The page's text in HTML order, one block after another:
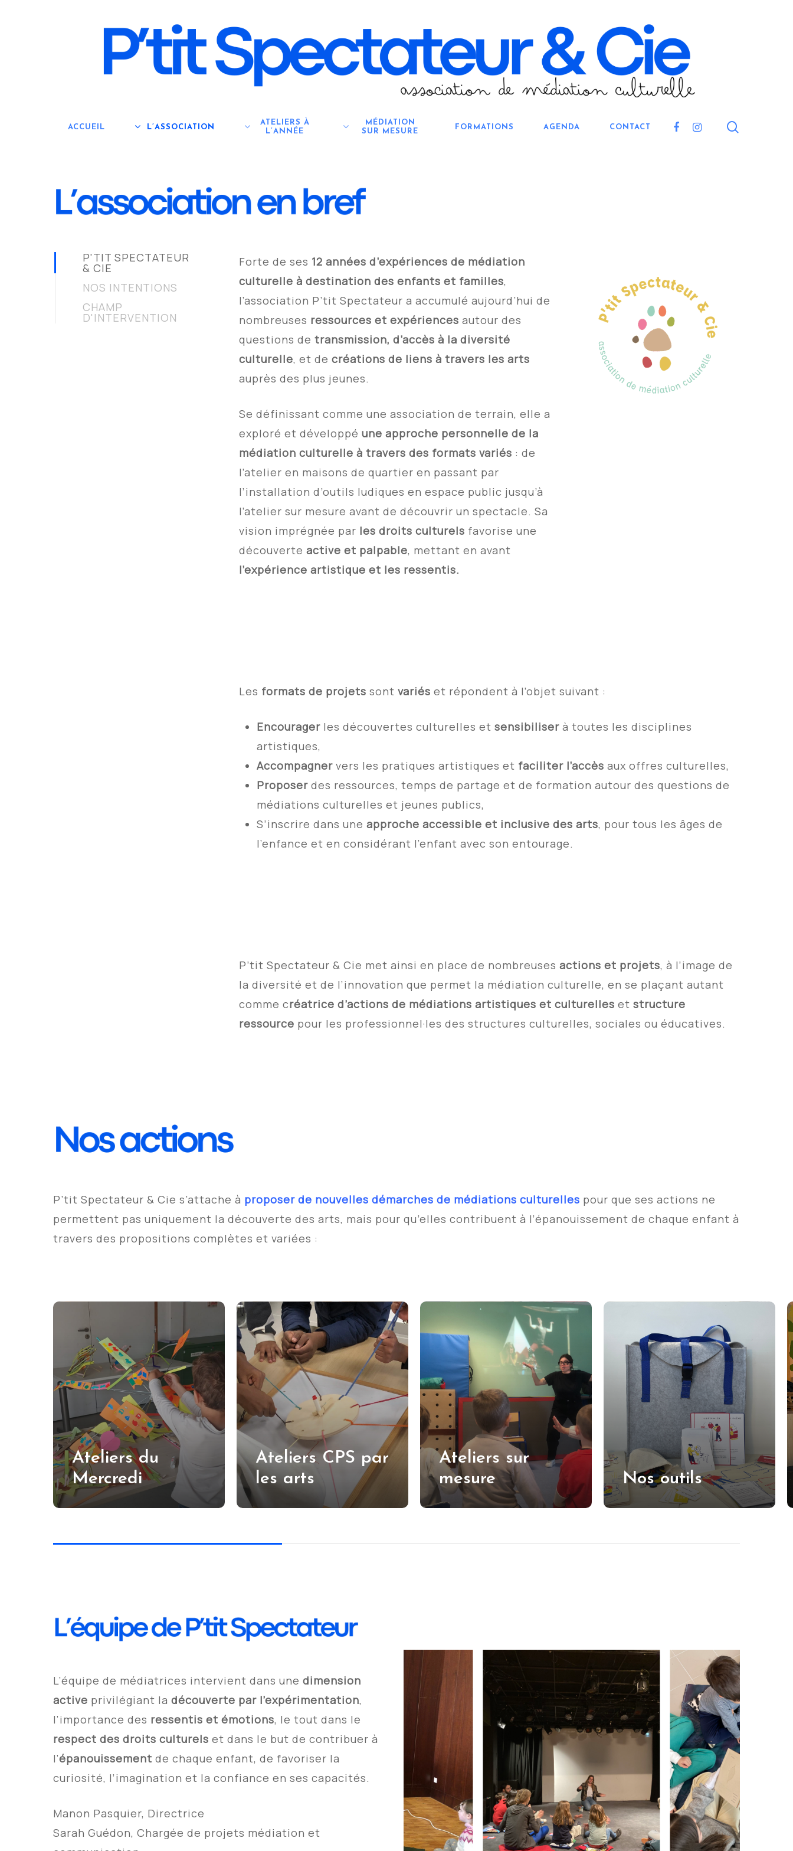
ACCUEIL L’ASSOCIATION
ATELIERS À
L’ANNÉE
MÉDIATION
SUR MESURE
FORMATIONS AGENDA CONTACT FACEBOOKINSTAGRAM
P'TIT SPECTATEUR
& CIE
NOS INTENTIONS
CHAMP
D'INTERVENTION
Forte de ses 12 années d’expériences de médiation
culturelle à destination des enfants et familles,
l’association P’tit Spectateur a accumulé aujourd’hui de
nombreuses ressources et expériences autour des
questions de transmission, d’accès à la diversité
culturelle, et de créations de liens à travers les arts
auprès des plus jeunes.
Se définissant comme une association de terrain, elle a
exploré et développé une approche personnelle de la
médiation culturelle à travers des formats variés : de
l’atelier en maisons de quartier en passant par
l’installation d’outils ludiques en espace public jusqu’à
l’atelier sur mesure avant de découvrir un spectacle. Sa
vision imprégnée par les droits culturels favorise une
découverte active et palpable, mettant en avant
l’expérience artistique et les ressentis.
Les formats de projets sont variés et répondent à l’objet suivant :
Encouragerles découvertes culturelles et sensibiliserà toutes les disciplines
artistiques,
Accompagnervers les pratiques artistiques et faciliter l’accès aux offres culturelles,
Proposerdes ressources, temps de partage et de formation autour des questions de
médiations culturelles et jeunes publics,
S’inscrire dans une approche accessible et inclusive des arts, pour tous les âges de
l’enfance et en considérant l’enfant avec son entourage.
P’tit Spectateur & Cie met ainsi en place de nombreuses actions et projets, à l’image de
la diversité et de l’innovation que permet la médiation culturelle, en se plaçant autant
comme créatrice d’actions de médiations artistiques et culturelles et structure
ressource pour les professionnel·les des structures culturelles, sociales ou éducatives.
P’tit Spectateur & Cie s’attache à proposer de nouvelles démarches de médiations culturelles pour que ses actions ne
permettent pas uniquement la découverte des arts, mais pour qu’elles contribuent à l’épanouissement de chaque enfant à
travers des propositions complètes et variées :
Ateliers du
Mercredi
Ateliers CPS par
les arts
Ateliers sur
mesure
Nos outils
L’équipe de médiatrices intervient dans unedimension
active privilégiant ladécouverte par l’expérimentation,
l’importance des ressentis et émotions, le tout dans le
respect des droits culturels et dans le but de contribuer à
l’épanouissement de chaque enfant, de favoriser la
curiosité, l’imagination et la confiance en ses capacités.
Manon Pasquier, Directrice
Sarah Guédon, Chargée de projets médiation et